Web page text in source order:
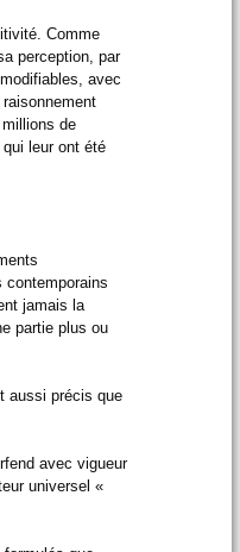
Comme
perception, par
avec
de
leur ont été
jamais la
partie plus ou
aussi précis que
avec vigueur
universel «